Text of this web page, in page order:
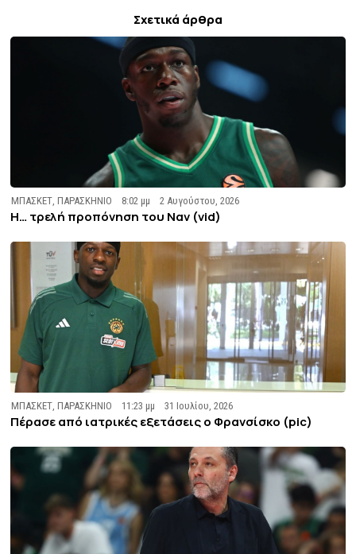
Σχετικά άρθρα
ΜΠΑΣΚΕΤ,ΠΑΡΑΣΚΗΝΙΟ 8:02 μμ 2 Αυγούστου, 2026
Η… τρελή προπόνηση του Ναν (vid)
ΜΠΑΣΚΕΤ,ΠΑΡΑΣΚΗΝΙΟ 11:23 μμ 31 Ιουλίου, 2026
Πέρασε από ιατρικές εξετάσεις ο Φρανσίσκο (pic)